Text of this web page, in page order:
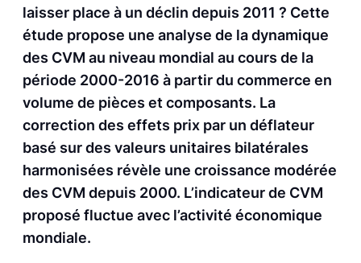
laisser place à un déclin depuis 2011 ? Cette
étude propose une analyse de la dynamique
des CVM au niveau mondial au cours de la
période 2000-2016 à partir du commerce en
volume de pièces et composants. La
correction des effets prix par un déflateur
basé sur des valeurs unitaires bilatérales
harmonisées révèle une croissance modérée
des CVM depuis 2000. L’indicateur de CVM
proposé fluctue avec l’activité économique
mondiale.